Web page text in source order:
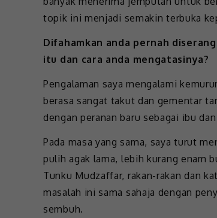
topik ini menjadi semakin terbuka
Difahamkan anda pernah
itu dan cara anda mengatasinya?
Pengalaman saya mengalami
berasa sangat takut dan gementar
dengan peranan baru sebagai ibu
Pada masa yang sama, saya turut
pulih agak lama, lebih kurang enam
Tunku Mudzaffar, rakan-rakan dan
masalah ini sama sahaja dengan
sembuh.